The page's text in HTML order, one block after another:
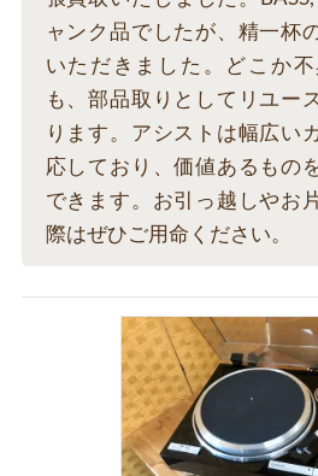
ャンク品でしたが、精一杯
いただきました。どこか
も、部品取りとしてリユー
ります。アシストは幅広い
応しており、価値あるもの
できます。お引っ越しやお
際はぜひご用命ください。